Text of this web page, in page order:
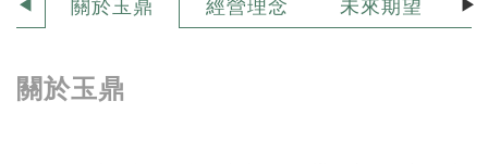
關於玉鼎 經營理念 未來期望
關於玉鼎